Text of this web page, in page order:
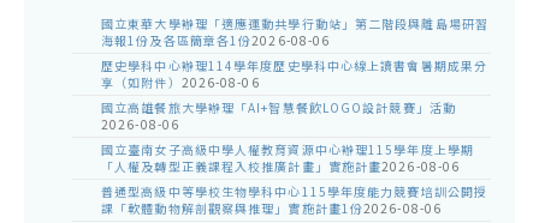
國立東華大學辦理「適應運動共學行動站」第二階段與離島場研習
海報1份及各區簡章各1份2026-08-06
歷史學科中心辦理114學年度歷史學科中心線上讀書會暑期成果分
享（如附件） 2026-08-06
國立高雄餐旅大學辦理「AI+智慧餐飲LOGO設計競賽」活動
2026-08-06
國立臺南女子高級中學人權教育資源中心辦理115學年度上學期
「人權及轉型正義課程入校推廣計畫」實施計畫2026-08-06
普通型高級中等學校生物學科中心115學年度能力競賽培訓公開授
課「軟體動物解剖觀察與推理」實施計畫1份2026-08-06